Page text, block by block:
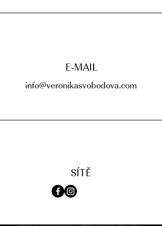
E-MAIL
info@veronikasvobodova.com
SÍTĚ